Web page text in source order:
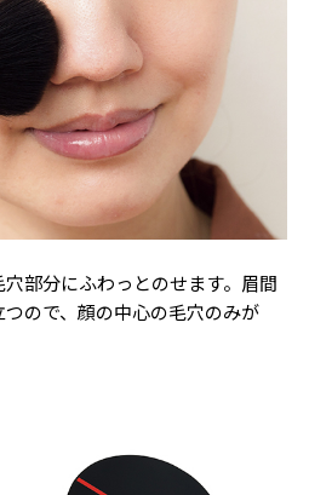
部分にふわっとのせます。眉間
ので、顔の中心の毛穴のみが